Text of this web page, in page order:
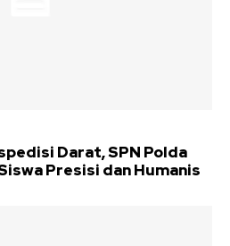
Darat, SPN Polda
Presisi dan Humanis